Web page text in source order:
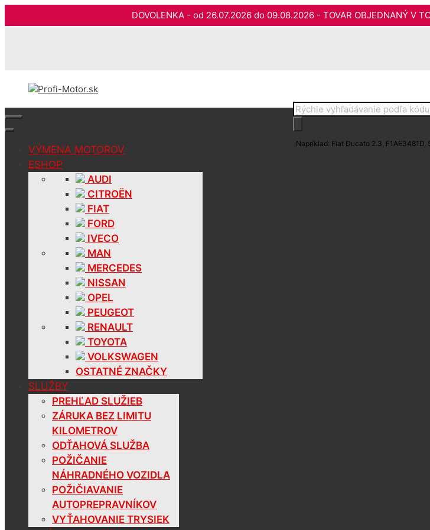
DOVOLENKA - od 26.07.2026 do 09.08.2026 - TOVAR OBJEDNANÝ V
Products
search
Napríklad: Fiat Ducato 2.3, F1AE3481D,
VÝMENA MOTOROV
ESHOP
AUDI
CITROËN
FIAT
FORD
IVECO
MAN
MERCEDES
NISSAN
OPEL
PEUGEOT
RENAULT
TOYOTA
VOLKSWAGEN
OSTATNÉ ZNAČKY
SLUŽBY
PREHĽAD SLUŽIEB
ZÁRUKA BEZ LIMITU
KILOMETROV
ODŤAHOVÁ SLUŽBA
POŽIČANIE
NÁHRADNÉHO VOZIDLA
POŽIČIAVANIE
AUTOPREPRAVNÍKOV
VYŤAHOVANIE TRYSIEK